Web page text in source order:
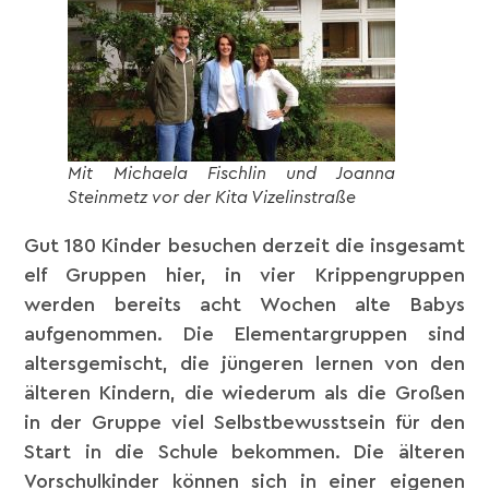
Mit Michaela Fischlin und Joanna
Steinmetz vor der Kita Vizelinstraße
Gut 180 Kinder besuchen derzeit die insgesamt
elf Gruppen hier, in vier Krippengruppen
werden bereits acht Wochen alte Babys
aufgenommen. Die Elementargruppen sind
altersgemischt, die jüngeren lernen von den
älteren Kindern, die wiederum als die Großen
in der Gruppe viel Selbstbewusstsein für den
Start in die Schule bekommen. Die älteren
Vorschulkinder können sich in einer eigenen